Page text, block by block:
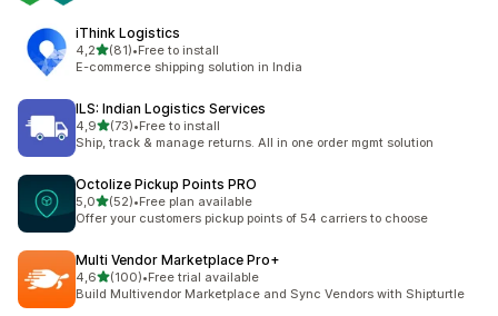
iThink Logistics
4,2/ 5 tähteä
(81)
81 arvostelua yhteensä
•Free to install
E-commerce shipping solution in India
ILS: Indian Logistics Services
4,9/ 5 tähteä
(73)
73 arvostelua yhteensä
•Free to install
Ship, track & manage returns. All in one order mgmt solution
Octolize Pickup Points PRO
5,0/ 5 tähteä
(52)
52 arvostelua yhteensä
•Free plan available
Offer your customers pickup points of 54 carriers to choose
Multi Vendor Marketplace Pro+
4,6/ 5 tähteä
(100)
100 arvostelua yhteensä
•Free trial available
Build Multivendor Marketplace and Sync Vendors with Shipturtle